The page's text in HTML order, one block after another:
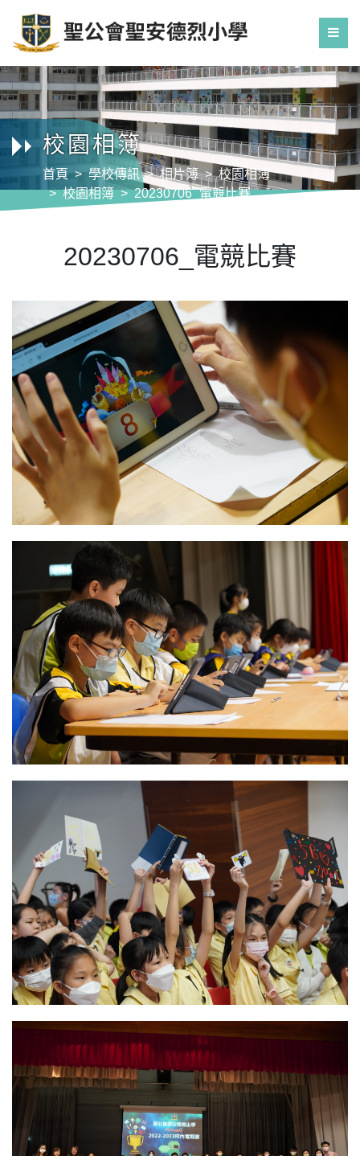
校園相簿
首頁 學校傳訊 相片簿
校園相簿
校園相簿
20230706_電競比賽
20230706_電競比賽